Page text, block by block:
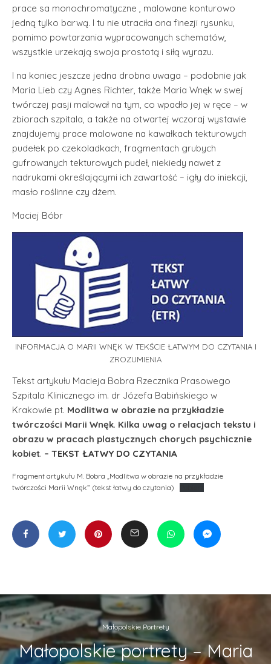
prace sa monochromatyczne , malowane konturowo
jedną tylko barwą. I tu nie utraciła ona finezji rysunku,
pomimo powtarzania wypracowanych schematów,
wszystkie urzekają swoja prostotą i siłą wyrazu.
I na koniec jeszcze jedna drobna uwaga – podobnie jak
Maria Lieb czy Agnes Richter, także Maria Wnęk w swej
twórczej pasji malował na tym, co wpadło jej w ręce – w
zbiorach szpitala, a także na otwartej wczoraj wystawie
znajdujemy prace malowane na kawałkach tekturowych
pudełek po czekoladkach, fragmentach grubych
gufrowanych tekturowych pudeł, niekiedy nawet z
nadrukami określającymi ich zawartość – igły do iniekcji,
masło roślinne czy dżem.
Maciej Bóbr
INFORMACJA O MARII WNĘK W TEKŚCIE ŁATWYM DO CZYTANIA I
ZROZUMIENIA
Tekst artykułu Macieja Bobra Rzecznika Prasowego
Szpitala Klinicznego im. dr Józefa Babińskiego w
Krakowie pt. Modlitwa w obrazie na przykładzie
twórczości Marii Wnęk. Kilka uwag o relacjach tekstu i
obrazu w pracach plastycznych chorych psychicznie
kobiet. – TEKST ŁATWY DO CZYTANIA
Fragment artykułu M. Bobra „Modlitwa w obrazie na przykładzie
twórczości Marii Wnęk” (tekst łatwy do czytania)
Małopolskie Portrety
Małopolskie portrety – Maria